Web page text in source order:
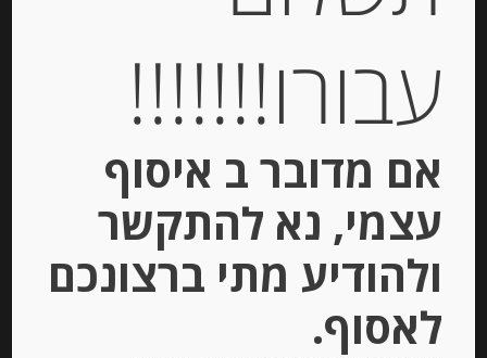
יחידות
הוספה לסל
עבורו!!!!!!!
אם מדובר ב איסוף
עצמי, נא להתקשר
ולהודיע מתי ברצונכם
לאסוף.